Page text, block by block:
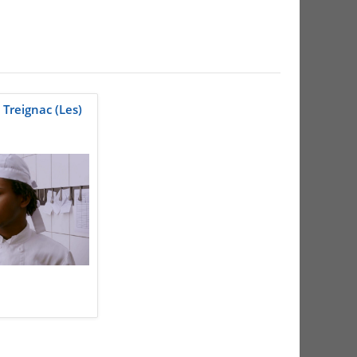
(Les)